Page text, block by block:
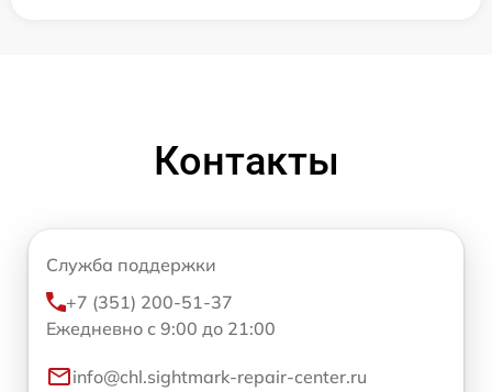
Контакты
Служба поддержки
+7 (351) 200-51-37
Ежедневно с 9:00 до 21:00
info@chl.sightmark-repair-center.ru